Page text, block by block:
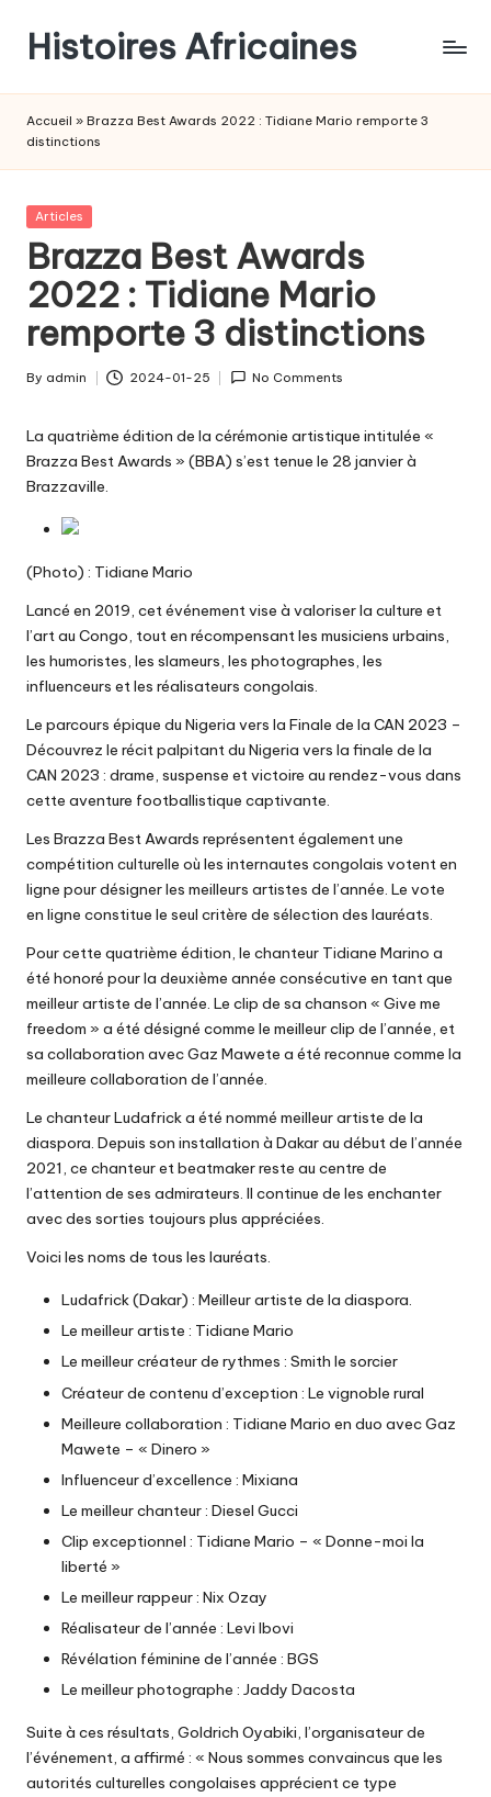
Histoires Africaines
Accueil » Brazza Best Awards 2022 : Tidiane Mario remporte 3
distinctions
Posted
Articles
Brazza Best Awards
2022 : Tidiane Mario
remporte 3 distinctions
Posted
By admin 2024-01-25 No Comments
La quatrième édition de la cérémonie artistique intitulée «
Brazza Best Awards » (BBA) s’est tenue le 28 janvier à
Brazzaville.
(Photo) : Tidiane Mario
Lancé en 2019, cet événement vise à valoriser la culture et
l’art au Congo, tout en récompensant les musiciens urbains,
les humoristes, les slameurs, les photographes, les
influenceurs et les réalisateurs congolais.
Le parcours épique du Nigeria vers la Finale de la CAN 2023 –
Découvrez le récit palpitant du Nigeria vers la finale de la
CAN 2023 : drame, suspense et victoire au rendez-vous dans
cette aventure footballistique captivante.
Les Brazza Best Awards représentent également une
compétition culturelle où les internautes congolais votent en
ligne pour désigner les meilleurs artistes de l’année. Le vote
en ligne constitue le seul critère de sélection des lauréats.
Pour cette quatrième édition, le chanteur Tidiane Marino a
été honoré pour la deuxième année consécutive en tant que
meilleur artiste de l’année. Le clip de sa chanson « Give me
freedom » a été désigné comme le meilleur clip de l’année, et
sa collaboration avec Gaz Mawete a été reconnue comme la
meilleure collaboration de l’année.
Le chanteur Ludafrick a été nommé meilleur artiste de la
diaspora. Depuis son installation à Dakar au début de l’année
2021, ce chanteur et beatmaker reste au centre de
l’attention de ses admirateurs. Il continue de les enchanter
avec des sorties toujours plus appréciées.
Voici les noms de tous les lauréats.
Ludafrick (Dakar) : Meilleur artiste de la diaspora.
Le meilleur artiste : Tidiane Mario
Le meilleur créateur de rythmes : Smith le sorcier
Créateur de contenu d’exception : Le vignoble rural
Meilleure collaboration : Tidiane Mario en duo avec Gaz
Mawete – « Dinero »
Influenceur d’excellence : Mixiana
Le meilleur chanteur : Diesel Gucci
Clip exceptionnel : Tidiane Mario – « Donne-moi la
liberté »
Le meilleur rappeur : Nix Ozay
Réalisateur de l’année : Levi Ibovi
Révélation féminine de l’année : BGS
Le meilleur photographe : Jaddy Dacosta
Suite à ces résultats, Goldrich Oyabiki, l’organisateur de
l’événement, a affirmé : « Nous sommes convaincus que les
autorités culturelles congolaises apprécient ce type